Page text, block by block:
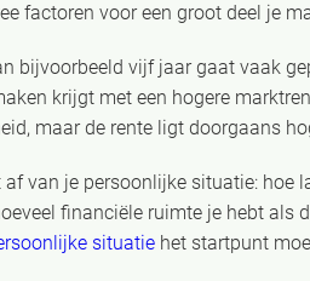
factoren voor een groot deel je
bijvoorbeeld vijf jaar gaat vaak
krijgt met een hogere
maar de rente ligt doorgaans
van je persoonlijke situatie:
financiële ruimte je hebt als
situatie het startpunt